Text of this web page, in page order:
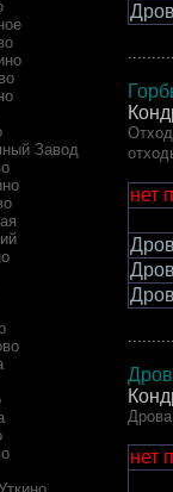
Завод
нет
нет